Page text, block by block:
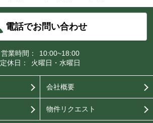
電話でお問い合わせ
営業時間：
10:00~18:00
定休日：
火曜日・水曜日
会社概要
物件リクエスト